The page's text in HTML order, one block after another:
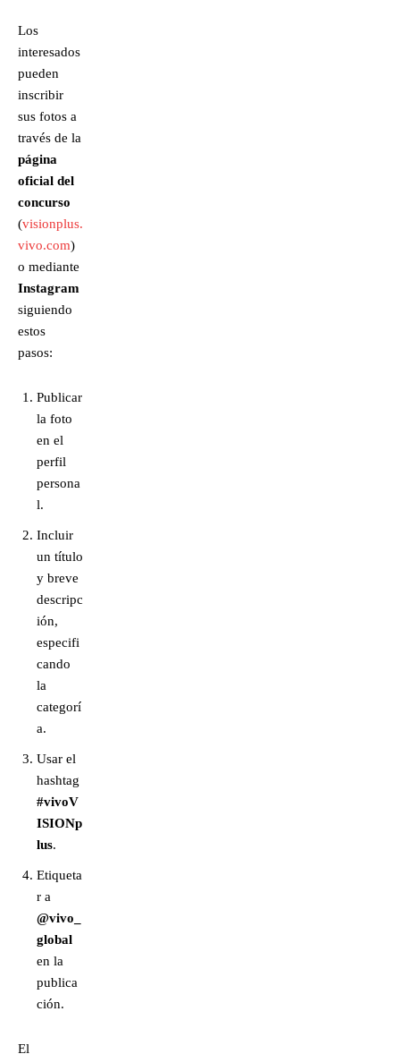
Los
interesados
pueden
inscribir
sus fotos a
través de la
página
oficial del
concurso
(visionplus.
vivo.com)
o mediante
Instagram
siguiendo
estos
pasos:
Publicar
la foto
en el
perfil
persona
l.
Incluir
un título
y breve
descripc
ión,
especifi
cando
la
categorí
a.
Usar el
hashtag
#vivoV
ISIONp
lus.
Etiqueta
r a
@vivo_
global
en la
publica
ción.
El